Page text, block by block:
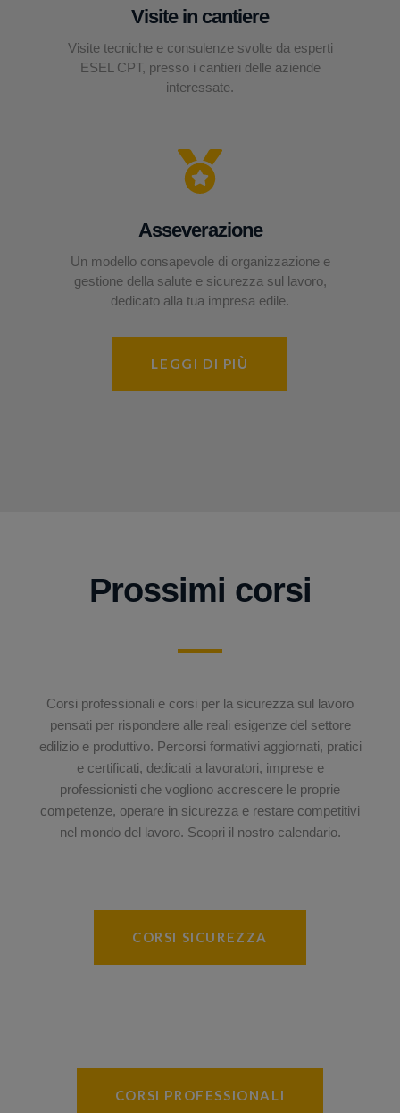
Visite in cantiere
Visite tecniche e consulenze svolte da esperti
ESEL CPT, presso i cantieri delle aziende
interessate.
Asseverazione
Un modello consapevole di organizzazione e
gestione della salute e sicurezza sul lavoro,
dedicato alla tua impresa edile.
LEGGI DI PIÙ
Prossimi corsi
Corsi professionali e corsi per la sicurezza sul lavoro
pensati per rispondere alle reali esigenze del settore
edilizio e produttivo. Percorsi formativi aggiornati, pratici
e certificati, dedicati a lavoratori, imprese e
professionisti che vogliono accrescere le proprie
competenze, operare in sicurezza e restare competitivi
nel mondo del lavoro. Scopri il nostro calendario.
CORSI SICUREZZA
CORSI PROFESSIONALI